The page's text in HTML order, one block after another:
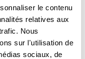
le contenu
relatives aux
Nous
sur l'utilisation de
sociaux, de
stable et
remorque.
sur
permet un
plus
1 tonne
?
pour un usage